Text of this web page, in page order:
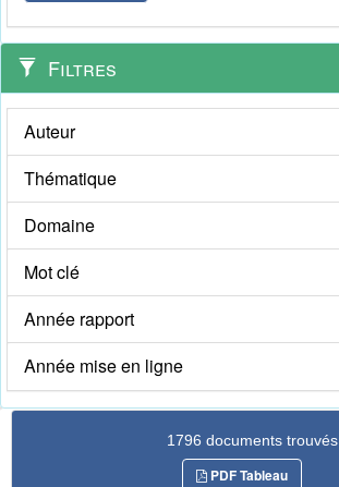
Filtres
Auteur
Thématique
Domaine
Mot clé
Année rapport
Année mise en ligne
1796 documents trouvés
PDF Tableau